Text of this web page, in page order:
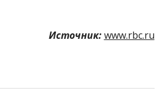
Источник: www.rbc.ru